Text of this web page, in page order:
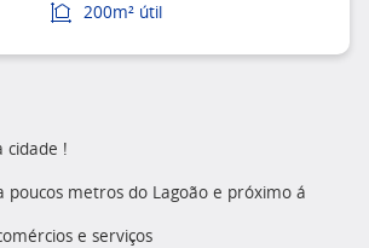
200m² útil
cidade !
poucos metros do Lagoão e próximo á
e serviços